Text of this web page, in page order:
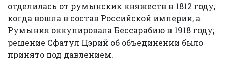
отделилась от румынских княжеств в 1812 году,
когда вошла в состав Российской империи, а
Румыния оккупировала Бессарабию в 1918 году;
решение Сфатул Цэрий об объединении было
принято под давлением.